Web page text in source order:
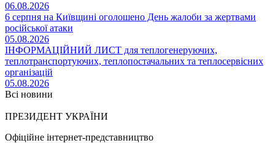
06.08.2026
6 серпня на Київщині оголошено День жалоби за жертвами
російської атаки
05.08.2026
ІНФОРМАЦІЙНИЙ ЛИСТ для теплогенеруючих,
теплотранспортуючих, теплопостачальних та теплосервісних
організацій
05.08.2026
Всі новини
ПРЕЗИДЕНТ УКРАЇНИ
Офіційне інтернет-представництво